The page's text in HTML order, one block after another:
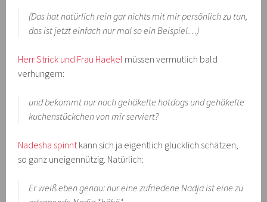
(Das hat natürlich rein gar nichts mit mir persönlich zu tun,
das ist jetzt einfach nur mal so ein Beispiel…)
Herr Strick und Frau Haekel müssen vermutlich bald
verhungern:
und bekommt nur noch gehäkelte hotdogs und gehäkelte
kuchenstückchen von mir serviert?
Nadesha spinntkann sich ja eigentlich glücklich schätzen,
so ganz uneigennützig. Natürlich:
Er weiß eben genau: nur eine zufriedene Nadja ist eine zu